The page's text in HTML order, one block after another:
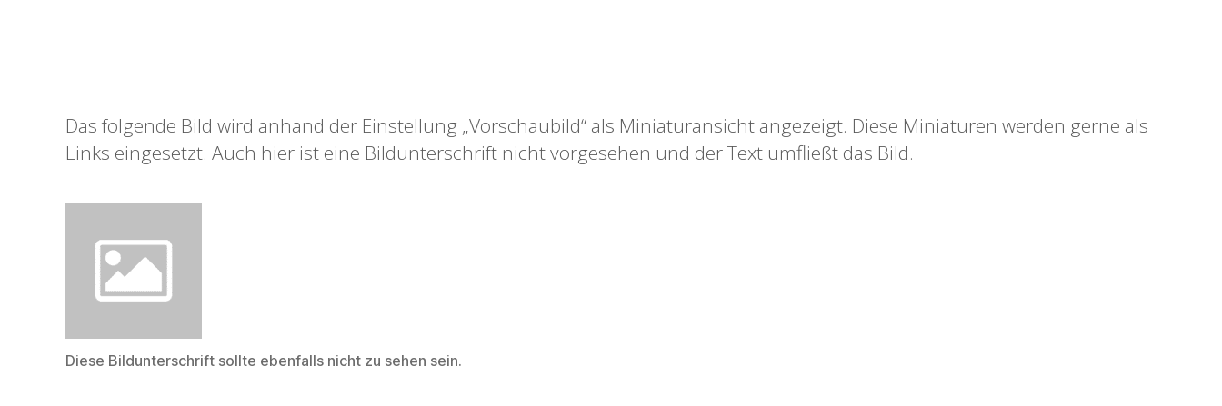
Das folgende Bild wird anhand der Einstellung „Vorschaubild“ als Miniaturansicht angezeigt. Diese Miniaturen werden gerne als
Links eingesetzt. Auch hier ist eine Bildunterschrift nicht vorgesehen und der Text umfließt das Bild.
Diese Bildunterschrift sollte ebenfalls nicht zu sehen sein.